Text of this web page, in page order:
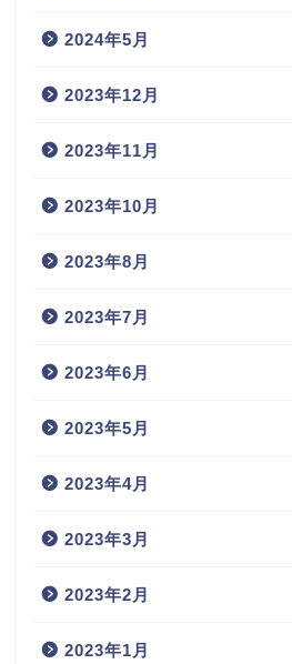
2024年5月
2023年12月
2023年11月
2023年10月
2023年8月
2023年7月
2023年6月
2023年5月
2023年4月
2023年3月
2023年2月
2023年1月